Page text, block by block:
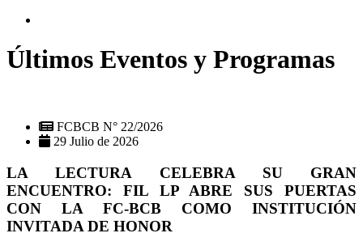
Últimos Eventos y Programas
FCBCB N° 22/2026
29 Julio de 2026
LA LECTURA CELEBRA SU GRAN
ENCUENTRO: FIL LP ABRE SUS PUERTAS
CON LA FC-BCB COMO INSTITUCIÓN
INVITADA DE HONOR